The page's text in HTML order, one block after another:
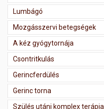
Lumbágó
Mozgásszervi betegségek
A kéz gyógytornája
Csontritkulás
Gerincferdülés
Gerinc torna
Szülés utáni komplex terápia